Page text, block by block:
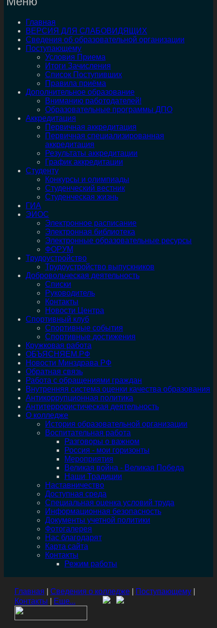
Главная
ВЕРСИЯ ДЛЯ СЛАБОВИДЯЩИХ
Сведения об образовательной организации
Поступающему
Условия Приема
Итоги Зачисления
Список Поступивших
Правила приёма
Дополнительное образование
Вниманию работодателей!
Образовательные программы ДПО
Аккредитация
Первичная аккредитация
Первичная специализированная
аккредитация
Результаты аккредитации
График аккредитации
Студенту
Конкурсы и олимпиады
Студенческий вестник
Студенческая жизнь
ГИА
ЭИОС
Электронное расписание
Электронная библиотека
Электронные образовательные ресурсы
ФОРУМ
Трудоустройство
Трудоустройство выпускников
Добровольческая деятельность
Списки
Руководитель
Контакты
Новости Центра
Спортивный клуб
Спортивные события
Спортивные достижения
Кружковая работа
ОБЪЯСНЯЕМ.РФ
Новости Минздрава РФ
Обратная связь
Работа с обращениями граждан
Внутренняя система оценки качества образования
Антикоррупционная политика
Антитеррористическая деятельность
О колледже
История образовательной организации
Воспитательная работа
Разговоры о важном
Россия - мои горизонты
Мероприятия
Великая война - Великая Победа
Наши Традиции
Наставничество
Доступная среда
Специальная оценка условий труда
Информационная безопасность
Документы учетной политики
Фотогалерея
Нас благодарят
Карта сайта
Контакты
Режим работы
Главная Сведения о колледже| Поступающему|
Контакты
Еще...